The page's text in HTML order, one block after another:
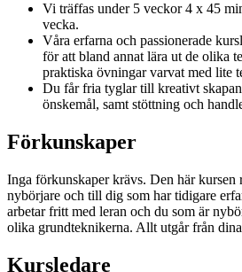
Vi träffas under 5 veckor 4 x 45
vecka.
Våra erfarna och passionerade
för att bland annat lära ut de olika
praktiska övningar varvat med lite
Du får fria tyglar till kreativt
önskemål, samt stöttning och
Förkunskaper
Inga förkunskaper krävs. Den här kursen
nybörjare och till dig som har tidigare
arbetar fritt med leran och du som är
olika grundteknikerna. Allt utgår från
Kursledare